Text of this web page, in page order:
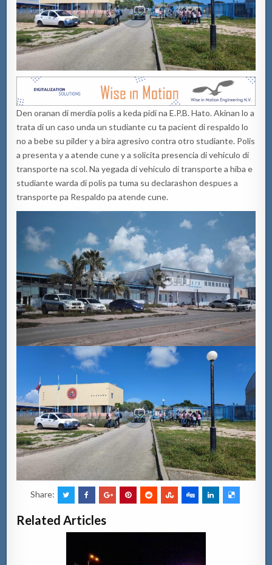
Den oranan di merdia polis a keda pidi na E.P.B. Hato. Akinan lo a
trata di un caso unda un studiante cu ta pacient di respaldo lo
no a bebe su pilder y a bira agresivo contra otro studiante. Polis
a presenta y a atende cune y a solicita presencia di vehiculo di
transporte na scol. Na yegada di vehiculo di transporte a hiba e
studiante warda di polis pa tuma su declarashon despues a
transporte pa Respaldo pa atende cune.
Share:
Related Articles